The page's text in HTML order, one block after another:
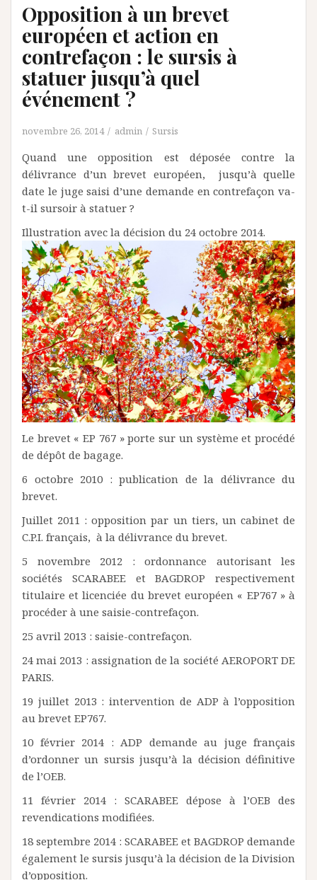
Opposition à un brevet
européen et action en
contrefaçon : le sursis à
statuer jusqu’à quel
événement ?
novembre 26, 2014 admin Sursis
Quand une opposition est déposée contre la
délivrance d’un brevet européen, jusqu’à quelle
date le juge saisi d’une demande en contrefaçon va-
t-il sursoir à statuer ?
Illustration avec la décision du 24 octobre 2014.
Le brevet « EP 767 » porte sur un système et procédé
de dépôt de bagage.
6 octobre 2010 : publication de la délivrance du
brevet.
Juillet 2011 : opposition par un tiers, un cabinet de
C.P.I. français, à la délivrance du brevet.
5 novembre 2012 : ordonnance autorisant les
sociétés SCARABEE et BAGDROP respectivement
titulaire et licenciée du brevet européen « EP767 » à
procéder à une saisie-contrefaçon.
25 avril 2013 : saisie-contrefaçon.
24 mai 2013 : assignation de la société AEROPORT DE
PARIS.
19 juillet 2013 : intervention de ADP à l’opposition
au brevet EP767.
10 février 2014 : ADP demande au juge français
d’ordonner un sursis jusqu’à la décision définitive
de l’OEB.
11 février 2014 : SCARABEE dépose à l’OEB des
revendications modifiées.
18 septembre 2014 : SCARABEE et BAGDROP demande
également le sursis jusqu’à la décision de la Division
d’opposition.